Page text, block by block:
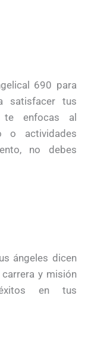
690 para
satisfacer tus
te enfocas al
o actividades
no debes
ángeles dicen
y misión
en tus